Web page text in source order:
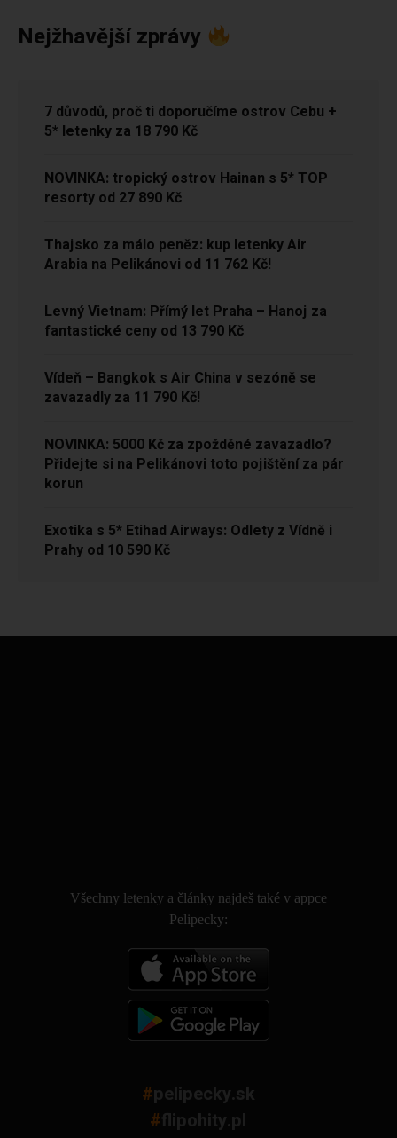
Nejžhavější zprávy
7 důvodů, proč ti doporučíme ostrov Cebu +
5* letenky za 18 790 Kč
NOVINKA: tropický ostrov Hainan s 5* TOP
resorty od 27 890 Kč
Thajsko za málo peněz: kup letenky Air
Arabia na Pelikánovi od 11 762 Kč!
Levný Vietnam: Přímý let Praha – Hanoj za
fantastické ceny od 13 790 Kč
Vídeň – Bangkok s Air China v sezóně se
zavazadly za 11 790 Kč!
NOVINKA: 5000 Kč za zpožděné zavazadlo?
Přidejte si na Pelikánovi toto pojištění za pár
korun
Exotika s 5* Etihad Airways: Odlety z Vídně i
Prahy od 10 590 Kč
Všechny letenky a články najdeš také v appce
Pelipecky:
#pelipecky.sk
#flipohity.pl